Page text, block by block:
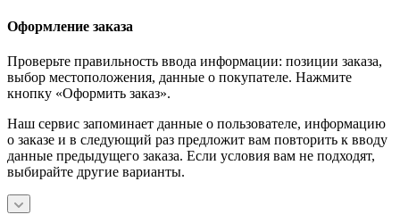
Оформление заказа
Проверьте правильность ввода информации: позиции заказа,
выбор местоположения, данные о покупателе. Нажмите
кнопку «Оформить заказ».
Наш сервис запоминает данные о пользователе, информацию
о заказе и в следующий раз предложит вам повторить к вводу
данные предыдущего заказа. Если условия вам не подходят,
выбирайте другие варианты.